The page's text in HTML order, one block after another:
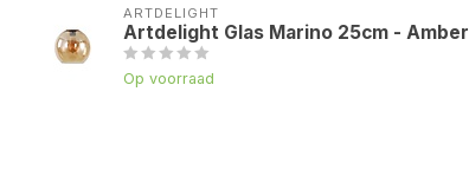
ARTDELIGHT
Artdelight Glas Marino 25cm - Amber
Op voorraad